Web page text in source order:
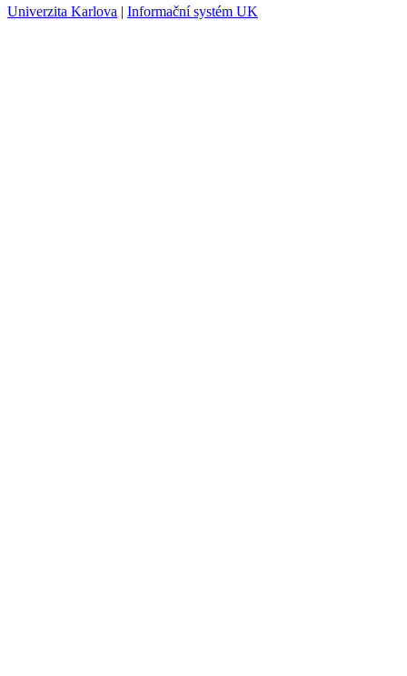
Univerzita Karlova | Informační systém UK